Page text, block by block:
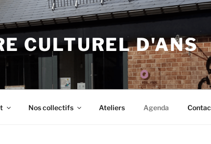
CULTUREL D'ANS
Nos collectifs Ateliers Agenda